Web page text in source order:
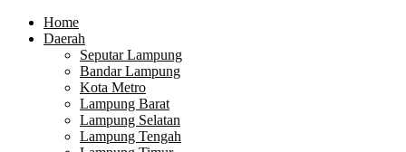
Home
Daerah
Seputar Lampung
Bandar Lampung
Kota Metro
Lampung Barat
Lampung Selatan
Lampung Tengah